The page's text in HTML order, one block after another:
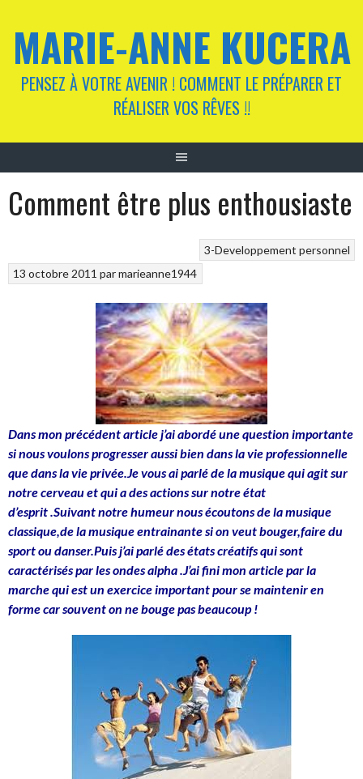
contenu
MARIE-ANNE KUCERA
PENSEZ À VOTRE AVENIR ! COMMENT LE PRÉPARER ET
RÉALISER VOS RÊVES !!
Comment être plus enthousiaste
3-Developpement personnel
13 octobre 2011 parmarieanne1944
Dans mon précédent article j’ai abordé une question importante
si nous voulons progresser aussi bien dans la vie professionnelle
que dans la vie privée. Je vous ai parlé de la musique qui agit sur
notre cerveauet qui a des actions sur notre état
d’esprit .Suivant notre humeurnous écoutons de la musique
classique,de la musique entrainante si on veut bouger,faire du
sport ou danser.Puis j’ai parlé des états créatifsqui sont
caractérisés par les ondes alpha .J’ai fini mon article par la
marchequi est un exercice important pour se maintenir en
formecar souvent on ne bouge pas beaucoup !